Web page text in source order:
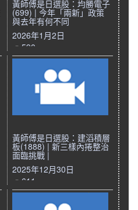
黃師傅是日選股：均勝電子
(699) | 今年「兩新」政策
與去年有何不同
2026年1月2日
590
黃師傅是日選股：建滔積層
板(1888) | 新三樣內捲整治
面臨挑戰 |
2025年12月30日
611